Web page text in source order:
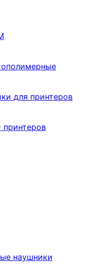
для принтеров
принтеров
наушники